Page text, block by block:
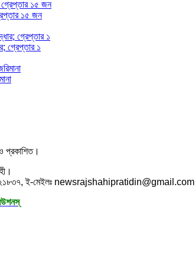
১৫ জন
গ্রেপ্তার ১
প্রকাশিত।
ই-মেইলঃ newsrajshahipratidin@gmail.com